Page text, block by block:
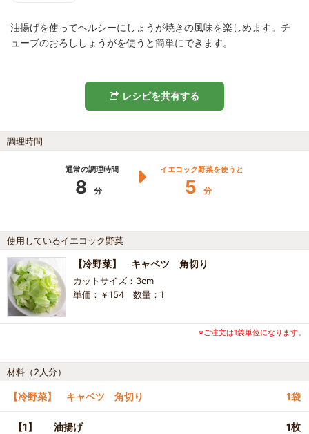
油揚げを使ってヘルシーにしょうが焼きの風味を楽しめます。チ
ューブのおろししょうがを使うと簡単にできます。
レシピを共有する
調理時間
通常の調理時間
8 分
イエコック野菜を使うと
5 分
使用しているイエコック野菜
【冷野菜】 キャベツ 角切り
カットサイズ：3cm
単価：￥154 数量：1
※ご注文は1袋単位になります。
材料（2人分）
【冷野菜】 キャベツ 角切り 1袋
【1】 油揚げ 1枚